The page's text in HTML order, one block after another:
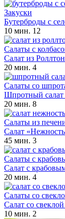
Закуски
Бутерброды с
10 мин. 12
Салаты с
Салат из
20 мин. 4
Салаты со
Шпротный салат
20 мин. 8
Салаты из
Салат
45 мин. 3
Салаты с
Салат с
20 мин. 4
Салаты со
Салат со
10 мин. 2